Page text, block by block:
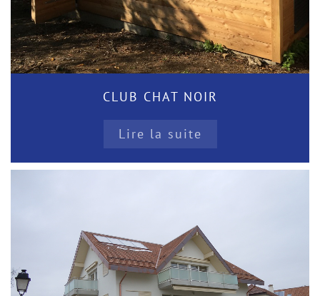
CLUB CHAT NOIR
Lire la suite